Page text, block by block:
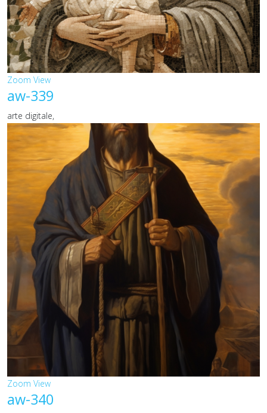
Zoom View
aw-339
arte digitale,
Zoom View
aw-340